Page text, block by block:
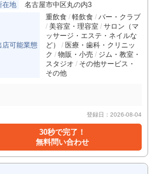
在地
名古屋市中区丸の内3
店可能業態
重飲食 軽飲食
バー・クラブ
美容室・理容室
サロン（マ
ッサージ・エステ・ネイルな
ど）
医療・歯科・クリニッ
ク
物販・小売
ジム・教室・
スタジオ
その他サービス・
その他
登録日：2026-08-04
30秒で完了！
無料問い合わせ